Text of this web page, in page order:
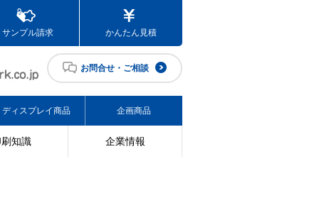
サンプル請求 かんたん見積
お問合せ・ご相談
知識 企業情報
ディスプレイ商品 企画商品